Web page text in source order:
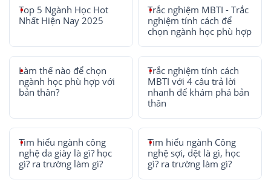
Top 5 Ngành Học Hot
Nhất Hiện Nay 2025
Trắc nghiệm MBTI - Trắc
nghiệm tính cách để
chọn ngành học phù hợp
Làm thế nào để chọn
ngành học phù hợp với
bản thân?
Trắc nghiệm tính cách
MBTI với 4 câu trả lời
nhanh để khám phá bản
thân
Tìm hiểu ngành công
nghệ da giày là gì? học
gì? ra trường làm gì?
Tìm hiểu ngành Công
nghệ sợi, dệt là gì, học
gì? ra trường làm gì?